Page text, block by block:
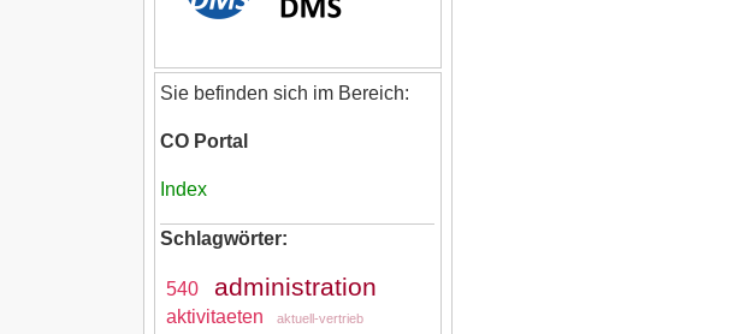
Sie befinden sich im Bereich:
CO Portal
Index
Schlagwörter:
540 administration
aktivitaeten aktuell-vertrieb